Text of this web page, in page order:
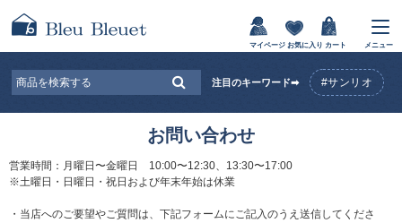
マイページ お気に入り カート メニュー
注目のキーワード➡ #サンリオ
お問い合わせ
営業時間：月曜日〜金曜日 10:00〜12:30、13:30〜17:00
※土曜日・日曜日・祝日および年末年始は休業
・当店へのご要望やご質問は、下記フォームにご記入のうえ送信してくださ